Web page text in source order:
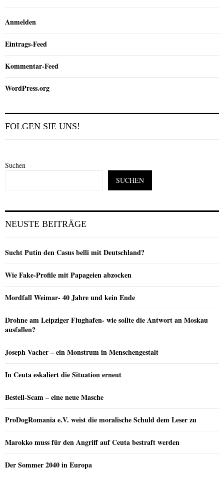
Anmelden
Eintrags-Feed
Kommentar-Feed
WordPress.org
FOLGEN SIE UNS!
Suchen
SUCHEN
NEUSTE BEITRÄGE
Sucht Putin den Casus belli mit Deutschland?
Wie Fake-Profile mit Papageien abzocken
Mordfall Weimar- 40 Jahre und kein Ende
Drohne am Leipziger Flughafen- wie sollte die Antwort an Moskau
ausfallen?
Joseph Vacher – ein Monstrum in Menschengestalt
In Ceuta eskaliert die Situation erneut
Bestell-Scam – eine neue Masche
ProDogRomania e.V. weist die moralische Schuld dem Leser zu
Marokko muss für den Angriff auf Ceuta bestraft werden
Der Sommer 2040 in Europa